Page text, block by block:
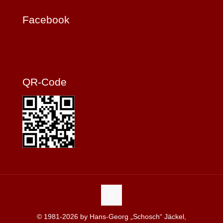
Facebook
QR-Code
© 1981-2026 by Hans-Georg „Schosch“ Jäckel,